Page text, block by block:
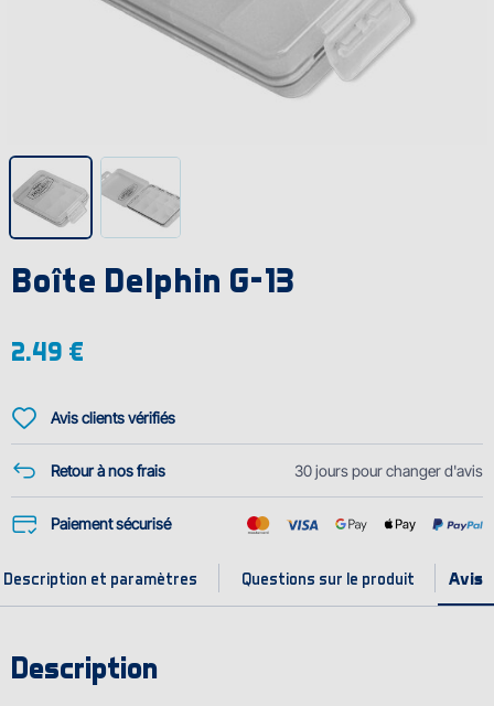
Boîte Delphin G-13
2.49 €
Avis clients vérifiés
Retour à nos frais 30 jours pour changer d'avis
Paiement sécurisé
Description et paramètres Questions sur le produit
Description